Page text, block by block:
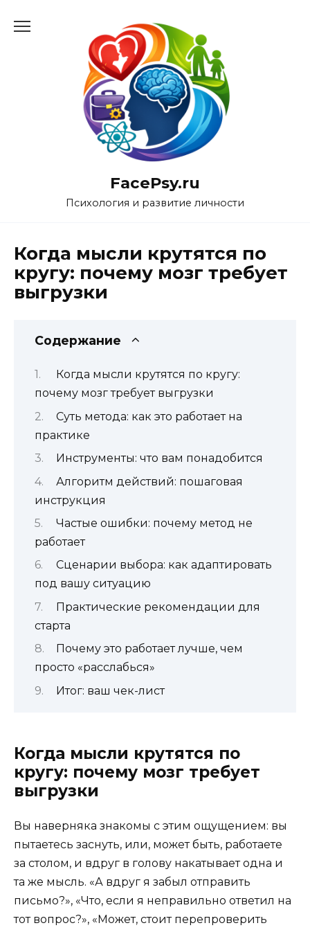
FacePsy.ru
Психология и развитие личности
Когда мысли крутятся по
кругу: почему мозг требует
выгрузки
Содержание
Когда мысли крутятся по кругу:
почему мозг требует выгрузки
Суть метода: как это работает на
практике
Инструменты: что вам понадобится
Алгоритм действий: пошаговая
инструкция
Частые ошибки: почему метод не
работает
Сценарии выбора: как адаптировать
под вашу ситуацию
Практические рекомендации для
старта
Почему это работает лучше, чем
просто «расслабься»
Итог: ваш чек-лист
Когда мысли крутятся по
кругу: почему мозг требует
выгрузки
Вы наверняка знакомы с этим ощущением: вы
пытаетесь заснуть, или, может быть, работаете
за столом, и вдруг в голову накатывает одна и
та же мысль. «А вдруг я забыл отправить
письмо?», «Что, если я неправильно ответил на
тот вопрос?», «Может, стоит перепроверить